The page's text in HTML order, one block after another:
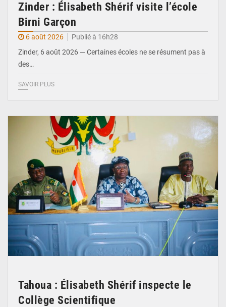
Zinder : Élisabeth Shérif visite l’école
Birni Garçon
6 août 2026
Publié à 16h28
Zinder, 6 août 2026 — Certaines écoles ne se résument pas à
des…
SAVOIR PLUS
Tahoua : Élisabeth Shérif inspecte le
Collège Scientifique